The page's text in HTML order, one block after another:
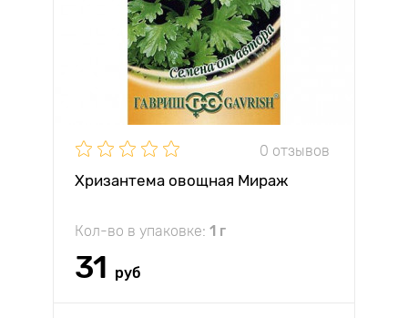
0 отзывов
Хризантема овощная Мираж
Кол-во в упаковке: 1 г
31 руб